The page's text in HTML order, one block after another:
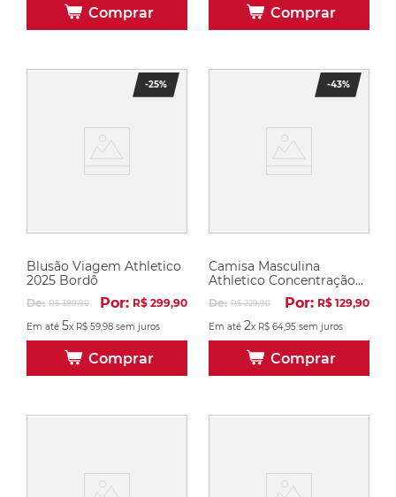
Comprar Comprar
-25%
Blusão Viagem Athletico
2025 Bordô
De: R$399,90 Por: R$ 299,90
Em até 5x R$ 59,98 sem juros
Comprar
-43%
Camisa Masculina
Athletico Concentração
Atleta 2025 Bordô
De: R$229,90 Por: R$ 129,90
Em até 2x R$ 64,95 sem juros
Comprar